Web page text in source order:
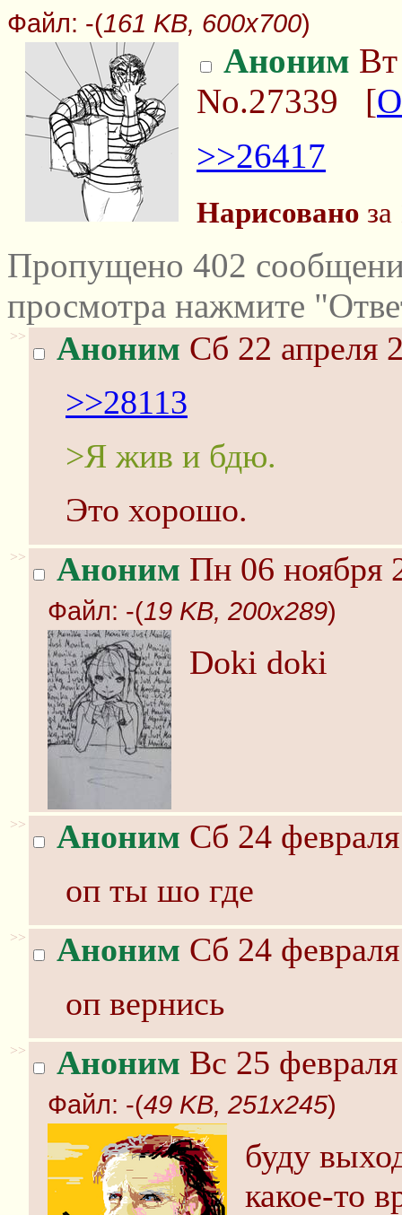
Файл: -(161 KB, 600x700)
Аноним
No.27339 [
>>26417
Нарисовано
Пропущено 402
просмотра нажмите
>> Аноним Сб 22 апреля
>>28113
>Я жив и бдю.
Это хорошо.
>> Аноним Пн 06 ноября
Файл: -(19 KB, 200x289)
Doki doki
>> Аноним Сб 24
оп ты шо где
>> Аноним Сб 24
оп вернись
>> Аноним Вс 25
Файл: -(49 KB, 251x245)
буду
какое-то